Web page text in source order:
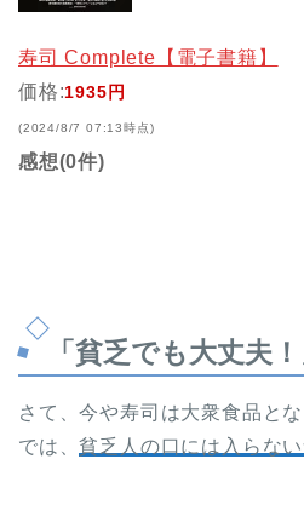
寿司 Complete【電子書籍】
価格:1935円
(2024/8/7 07:13時点)
感想(0件)
「貧乏でも大丈夫！
さて、今や寿司は大衆食品と
では、貧乏人の口には入らな